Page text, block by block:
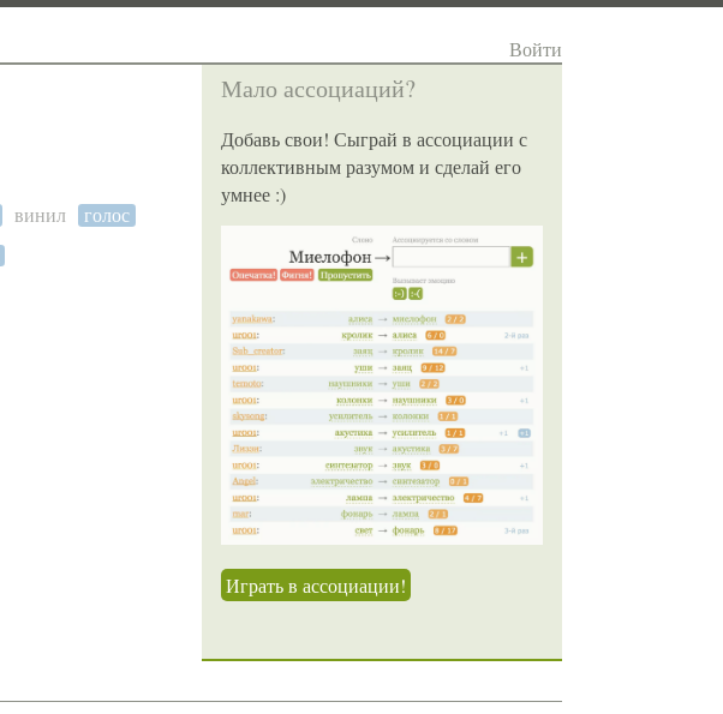
Войти
винил
голос
Мало ассоциаций?
Добавь свои! Сыграй в ассоциации с
коллективным разумом и сделай его
умнее :)
Играть в ассоциации!